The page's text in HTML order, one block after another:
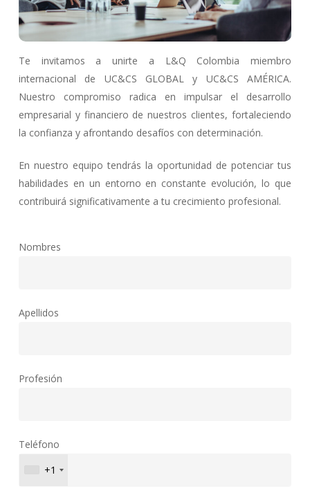
Te invitamos a unirte a L&Q Colombia miembro
internacional de UC&CS GLOBAL y UC&CS AMÉRICA.
Nuestro compromiso radica en impulsar el desarrollo
empresarial y financiero de nuestros clientes, fortaleciendo
la confianza y afrontando desafíos con determinación.
En nuestro equipo tendrás la oportunidad de potenciar tus
habilidades en un entorno en constante evolución, lo que
contribuirá significativamente a tu crecimiento profesional.
Nombres
Apellidos
Profesión
Teléfono
+1